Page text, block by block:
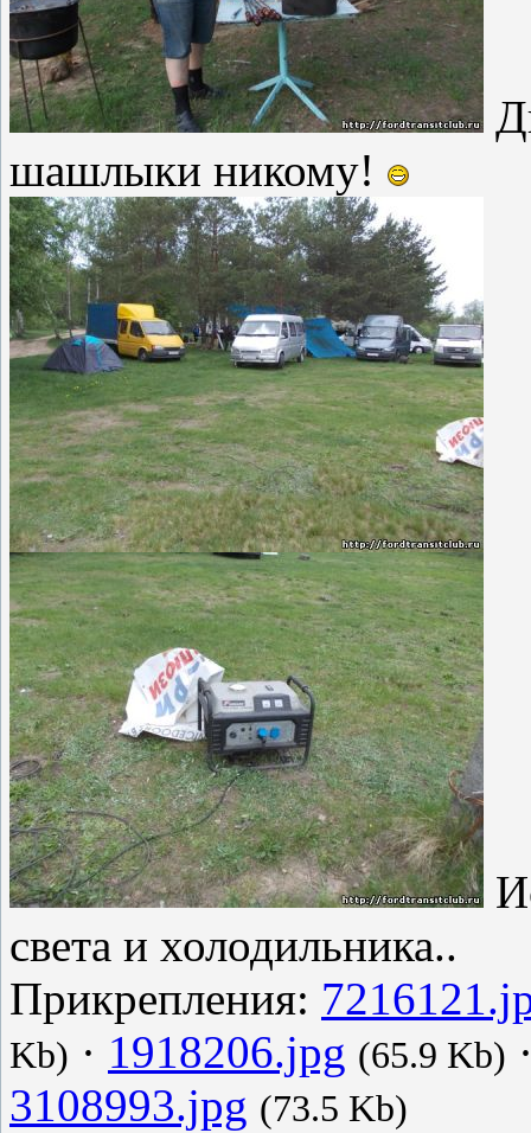
шашлыки никому!
света и холодильника..
Прикрепления:
Kb) · 1918206.jpg (65.9 Kb)
3108993.jpg (73.5 Kb)